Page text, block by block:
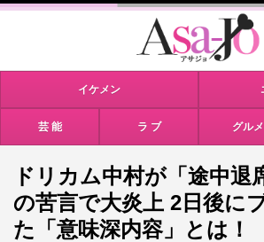
イケメン
芸 能 ラ ブ グルメ
ドリカム中村が「途中退
の苦言で大炎上 2日後に
た「意味深内容」とは！